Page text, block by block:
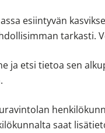
esiintyvän
tarkasti.
ja etsi tietoa sen
saat